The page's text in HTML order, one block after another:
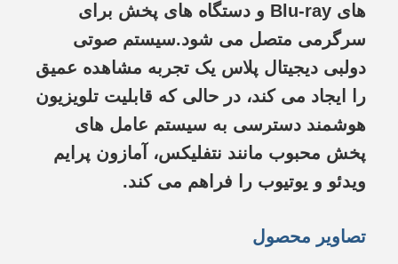
های Blu-ray و دستگاه های پخش برای
سرگرمی متصل می شود.سیستم صوتی
دولبی دیجیتال پلاس یک تجربه مشاهده عمیق
را ایجاد می کند، در حالی که قابلیت تلویزیون
هوشمند دسترسی به سیستم عامل های
پخش محبوب مانند نتفلیکس، آمازون پرایم
ویدئو و یوتیوب را فراهم می کند.
تصاویر محصول